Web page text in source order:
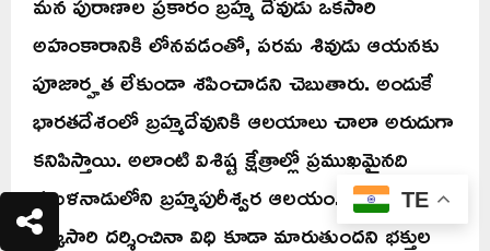
అహంకారానికి లోనవడంతో, పరమ శివుడు ఆయనకు
పూజార్హత లేకుండా శపించాడని చెబుతారు. అందుకే
భారతదేశంలో బ్రహ్మదేవునికి ఆలయాలు చాలా అరుదుగా
కనిపిస్తాయి. అలాంటి విశిష్ట క్షేత్రాల్లో ప్రముఖమైనది
తమిళనాడులోని బ్రహ్మపురీశ్వర ఆలయం. ఈ ఆలయాన్ని
ఒక్కసారి దర్శించినా విధి కూడా మారుతుందని భక్తుల
TE